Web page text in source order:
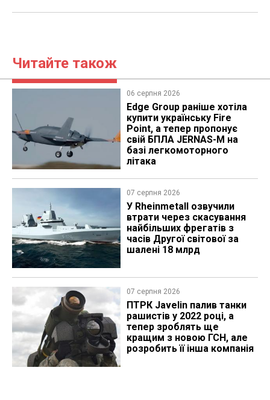
Читайте також
06 серпня 2026
Edge Group раніше хотіла
купити українську Fire
Point, а тепер пропонує
свій БПЛА JERNAS-M на
базі легкомоторного
літака
07 серпня 2026
У Rheinmetall озвучили
втрати через скасування
найбільших фрегатів з
часів Другої світової за
шалені 18 млрд
07 серпня 2026
ПТРК Javelin палив танки
рашистів у 2022 році, а
тепер зроблять ще
кращим з новою ГСН, але
розробить її інша компанія